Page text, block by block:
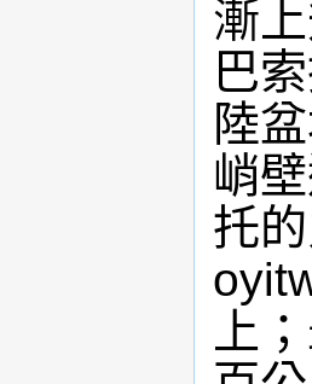
漸
巴
陸
峭
托
上